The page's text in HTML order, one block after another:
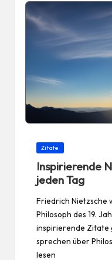
Posted
Zitate
Inspirierende
jeden Tag
Friedrich Nietzsche
Philosoph des 19.
inspirierende Zitate
sprechen über
lesen